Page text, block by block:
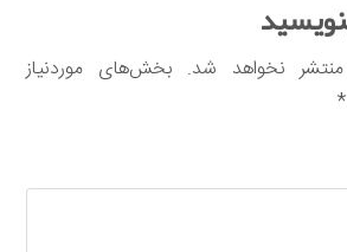
نخواهد شد. بخش‌های موردنیاز
*